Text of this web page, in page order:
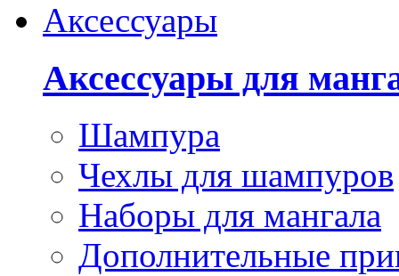
Аксессуары
Аксессуары для
Шампура
Чехлы для шампуров
Наборы для мангала
Дополнительные